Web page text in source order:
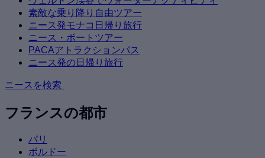
素敵な乗り降り自由ツアー
ニース発モナコ日帰り旅行
ニース・ボートツアー
PACAアトラクションパス
ニース発の日帰り旅行
ニースを検索
フランスの都市
パリ
ボルドー